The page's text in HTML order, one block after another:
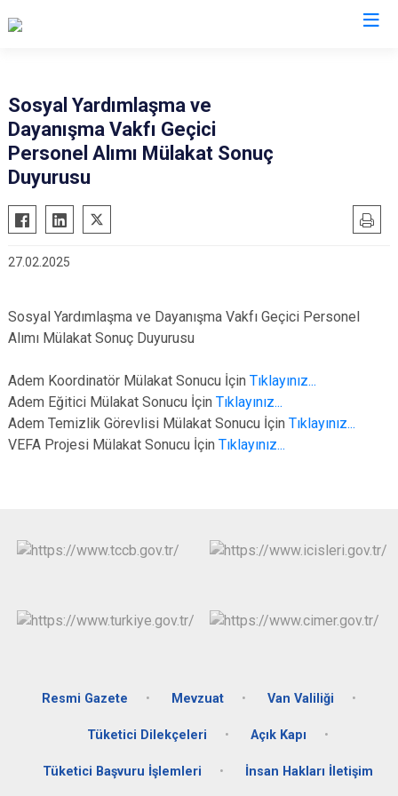
Bahçesaray
Başkale
Çatak
Gürpınar
Sosyal Yardımlaşma ve
Dayanışma Vakfı Geçici
Personel Alımı Mülakat Sonuç
Duyurusu
27.02.2025
Sosyal Yardımlaşma ve Dayanışma Vakfı Geçici Personel
Alımı Mülakat Sonuç Duyurusu
Adem Koordinatör Mülakat Sonucu İçin Tıklayınız...
Adem Eğitici Mülakat Sonucu İçin Tıklayınız...
Adem Temizlik Görevlisi Mülakat Sonucu İçin Tıklayınız...
VEFA Projesi Mülakat Sonucu İçin Tıklayınız...
Resmi Gazete Mevzuat Van Valiliği
Tüketici Dilekçeleri Açık Kapı
Tüketici Başvuru İşlemleri İnsan Hakları İletişim